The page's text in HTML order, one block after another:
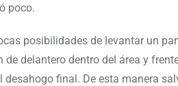
poco.
posibilidades de levantar un
de delantero dentro del área y
desahogo final. De esta manera